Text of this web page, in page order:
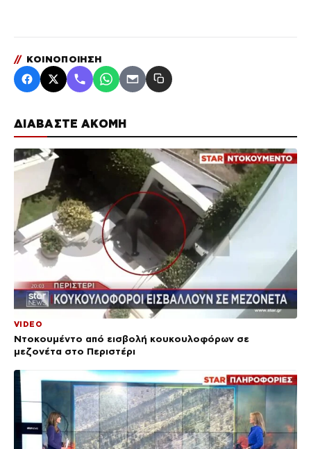
ΔΙΑΒΑΣΤΕ ΑΚΟΜΗ
VIDEO
Ντοκουμέντο από εισβολή κουκουλοφόρων σε
μεζονέτα στο Περιστέρι
// ΚΟΙΝΟΠΟΙΗΣΗ